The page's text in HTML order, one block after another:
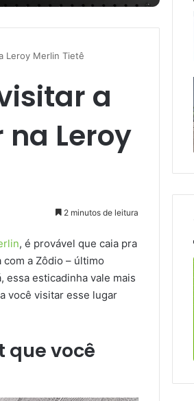
Leroy Merlin Tietê
a
Leroy
2 minutos de leitura
, é provável que caia pra
a Zôdio – último
essa esticadinha vale mais
você visitar esse lugar
que você